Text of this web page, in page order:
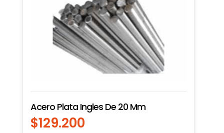
Acero Plata Ingles De 20 Mm
$129.200